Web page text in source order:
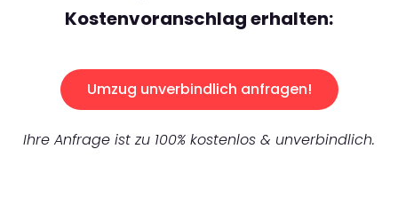
Kostenvoranschlag erhalten:
Umzug unverbindlich anfragen!
Ihre Anfrage ist zu 100% kostenlos & unverbindlich.